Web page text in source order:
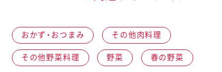
おかず・おつまみ その他肉料理
その他野菜料理 野菜 春の野菜